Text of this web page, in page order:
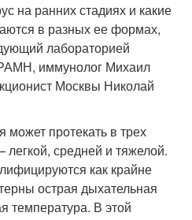
на ранних стадиях и какие
в разных ее формах,
лабораторией
иммунолог Михаил
Москвы Николай
протекать в трех
средней и тяжелой.
как крайне
острая дыхательная
температура. В этой